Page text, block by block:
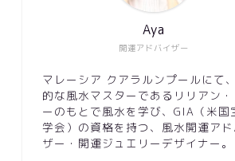
開運アドバイザー
Aya
マレーシア クアラルンプールにて
的な風水マスターであるリリアン・
ーのもとで風水を学び、GIA（米国
学会）の資格を持つ、風水開運アド
ザー・開運ジュエリーデザイナー。